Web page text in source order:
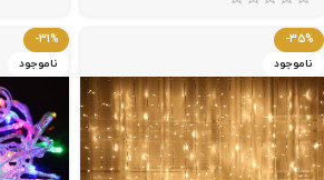
-35%
ناموجود
-31%
ناموجود